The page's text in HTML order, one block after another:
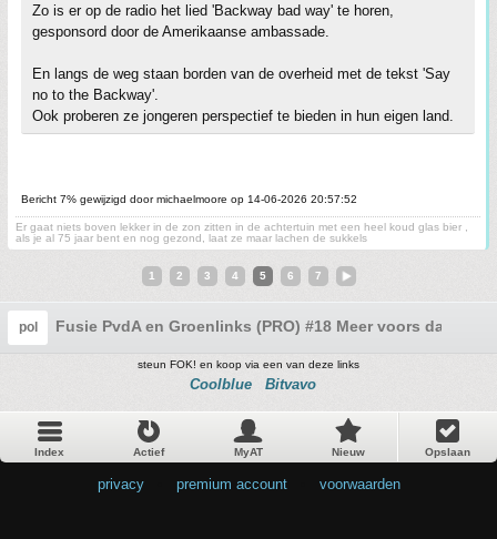
Zo is er op de radio het lied 'Backway bad way' te horen,
gesponsord door de Amerikaanse ambassade.
En langs de weg staan borden van de overheid met de tekst 'Say
no to the Backway'.
Ook proberen ze jongeren perspectief te bieden in hun eigen land.
Bericht 7% gewijzigd door michaelmoore op 14-06-2026 20:57:52
Er gaat niets boven lekker in de zon zitten in de achtertuin met een heel koud glas bier ,
als je al 75 jaar bent en nog gezond, laat ze maar lachen de sukkels
1 2 3 4 5 6 7
pol Fusie PvdA en Groenlinks (PRO) #18 Meer voors dan
steun FOK! en koop via een van deze links
Coolblue Bitvavo
Index Actief MyAT Nieuw Opslaan
privacy premium account voorwaarden